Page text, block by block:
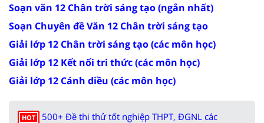
Soạn văn 12 Chân trời sáng tạo (ngắn nhất)
Soạn Chuyên đề Văn 12 Chân trời sáng tạo
Giải lớp 12 Chân trời sáng tạo (các môn học)
Giải lớp 12 Kết nối tri thức (các môn học)
Giải lớp 12 Cánh diều (các môn học)
HOT
500+ Đề thi thử tốt nghiệp THPT, ĐGNL các